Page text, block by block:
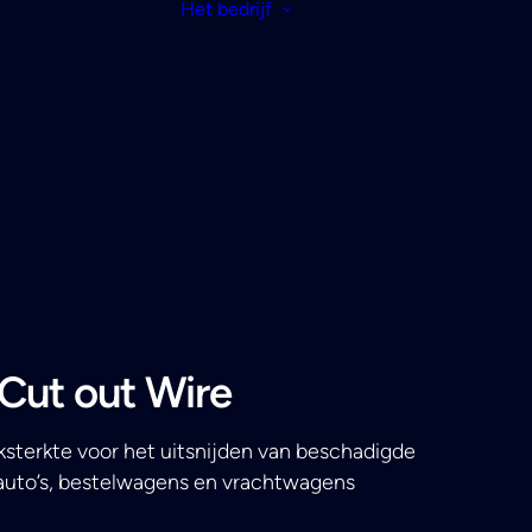
Het bedrijf
out Wire
voor het uitsnijden van beschadigde
bestelwagens en vrachtwagens